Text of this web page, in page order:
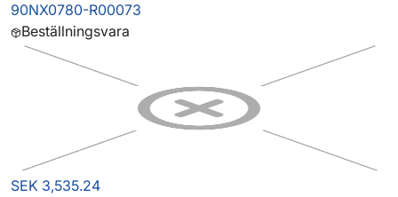
90NX0780-R00073
Beställningsvara
SEK 3,535.24